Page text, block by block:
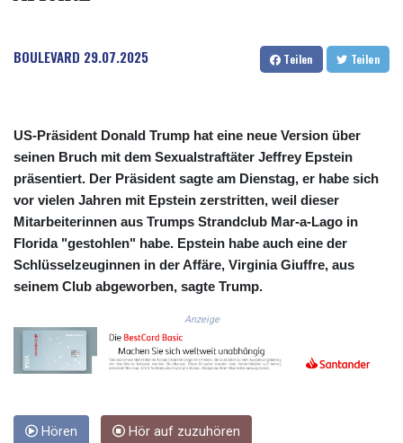
CRC 524.099988
CUC 1.152471
CZK 24.24407
DJF 204.817306
DKK 7.476217
DOP 67.193733
DZD 153.365094
ETB 185.968128
FJD 2.552089
FKP 0.856077
GEL 3.013725
GGP 0.856077
GMD 85.282572
BOULEVARD 29.07.2025 Teilen Teilen
US-Präsident Donald Trump hat eine neue Version über
seinen Bruch mit dem Sexualstraftäter Jeffrey Epstein
präsentiert. Der Präsident sagte am Dienstag, er habe sich
vor vielen Jahren mit Epstein zerstritten, weil dieser
Mitarbeiterinnen aus Trumps Strandclub Mar-a-Lago in
Florida "gestohlen" habe. Epstein habe auch eine der
Schlüsselzeuginnen in der Affäre, Virginia Giuffre, aus
seinem Club abgeworben, sagte Trump.
Anzeige
Hören Hör auf zuzuhören